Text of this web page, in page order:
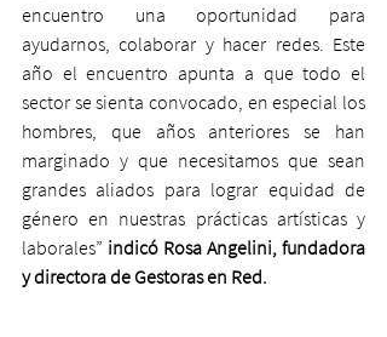
encuentro una oportunidad para
ayudarnos, colaborar y hacer redes. Este
año el encuentro apunta a que todo el
sector se sienta convocado, en especial los
hombres, que años anteriores se han
marginado y que necesitamos que sean
grandes aliados para lograr equidad de
género en nuestras prácticas artísticas y
laborales” indicó Rosa Angelini, fundadora
y directora de Gestoras en Red.